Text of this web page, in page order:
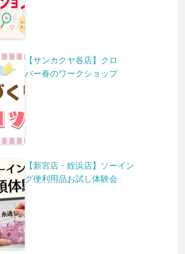
【サンカクヤ各店】クロ
バー春のワークショップ
【新宮店・姪浜店】ソーイン
グ便利用品お試し体験会